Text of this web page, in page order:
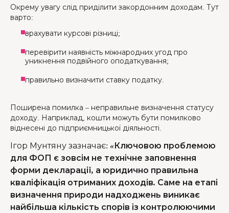
Окрему увагу слід приділити закордонним доходам. Тут
варто:
врахувати курсові різниці;
перевірити наявність міжнародних угод про
уникнення подвійного оподаткування;
правильно визначити ставку податку.
Поширена помилка – неправильне визначення статусу
доходу. Наприклад, кошти можуть бути помилково
віднесені до підприємницької діяльності.
Ігор Мунтяну зазначає: «Ключовою проблемою
для ФОП є зовсім не технічне заповнення
форми декларації, а юридично правильна
кваліфікація отриманих доходів. Саме на етапі
визначення природи надходжень виникає
найбільша кількість спорів із контролюючими